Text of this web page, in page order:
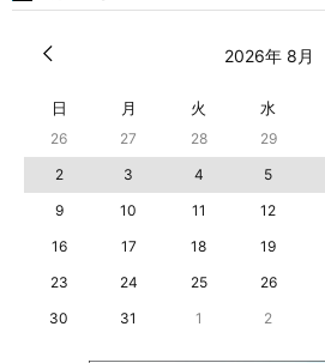
2026年 8月
日 月 火 水
26 27 28 29
2
3 4 5
9
10 11 12
16
17 18 19
23
24 25 26
30
31 1 2